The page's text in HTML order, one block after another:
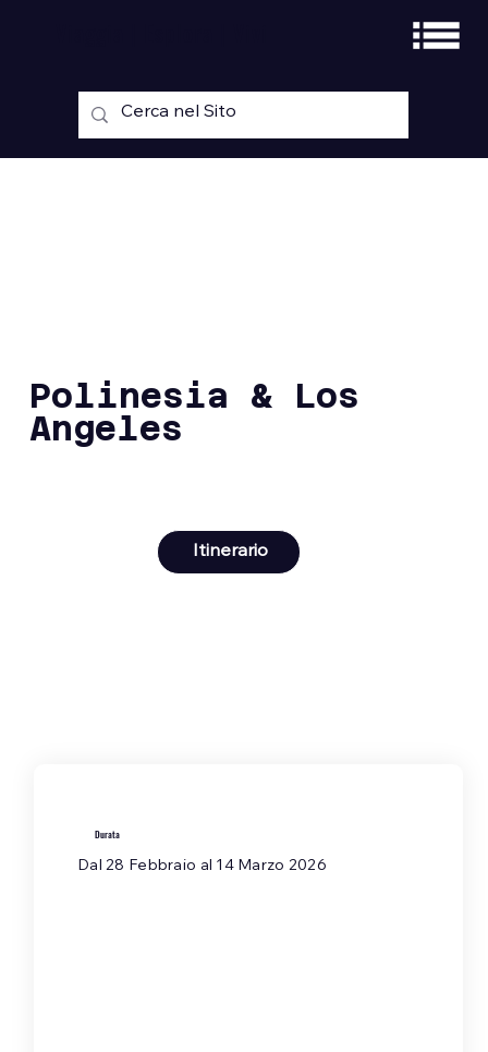
Polinesia & Los
Angeles
Itinerario
Durata
Dal 28 Febbraio al 14 Marzo 2026